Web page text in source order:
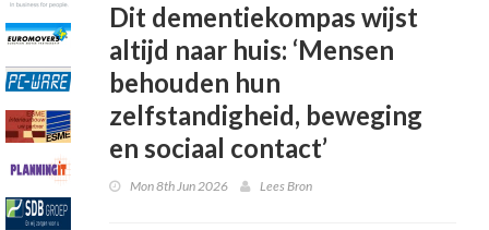
Dit dementiekompas wijst
altijd naar huis: ‘Mensen
behouden hun
zelfstandigheid, beweging
en sociaal contact’
Mon 8th Jun 2026 Lees Bron